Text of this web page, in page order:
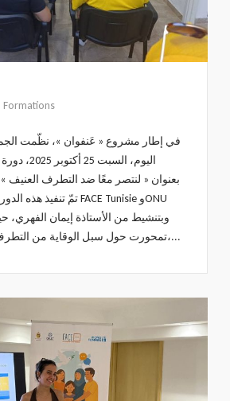
Formations
في إطار مشروع « عَنفوان »، نظّمت
بعنوان « لنتصر معًا ضد التطرف العنيف
تمحورت حول سبل الوقاية من التطرف وتعزيز قيم التسامح،...